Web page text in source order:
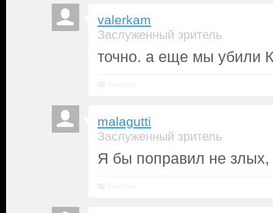
valerkam
Заслуженный зритель
точно. а еще мы убили
malagutti
Заслуженный зритель
Я бы поправил не злых,